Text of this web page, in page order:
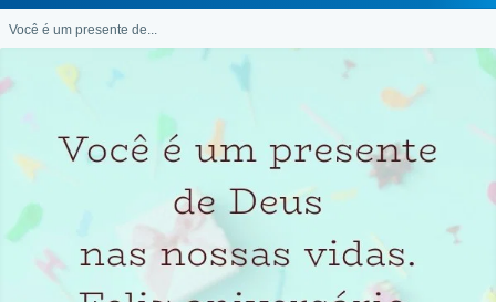
Você é um presente de...